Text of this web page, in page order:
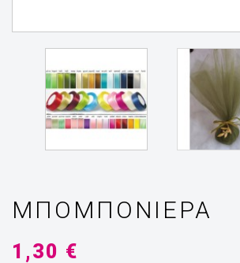
ΜΠΟΜΠΟΝΙΈΡΑ
1,30 €